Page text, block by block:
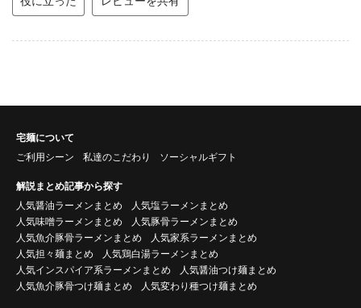
宅麺について
ご利用シーン
私達のこだわり ソーシャルギフト
解説まとめ記事から探す
人気醤油ラーメンまとめ
人気塩ラーメンまとめ
人気味噌ラーメンまとめ
人気豚骨ラーメンまとめ
人気魚介豚骨ラーメンまとめ
人気家系ラーメンまとめ
人気担々麺まとめ
人気鶏白湯ラーメンまとめ
人気インスパイア系ラーメンまとめ
人気醤油つけ麺まとめ
人気魚介豚骨つけ麺まとめ
人気変わり種つけ麺まとめ